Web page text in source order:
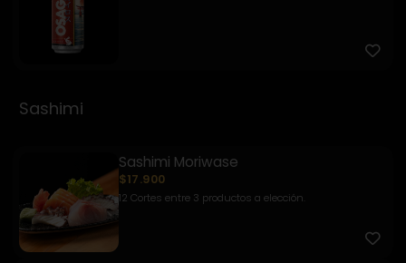
Sashimi
Sashimi Moriwase
$17.900
12 Cortes entre 3 productos a elección.